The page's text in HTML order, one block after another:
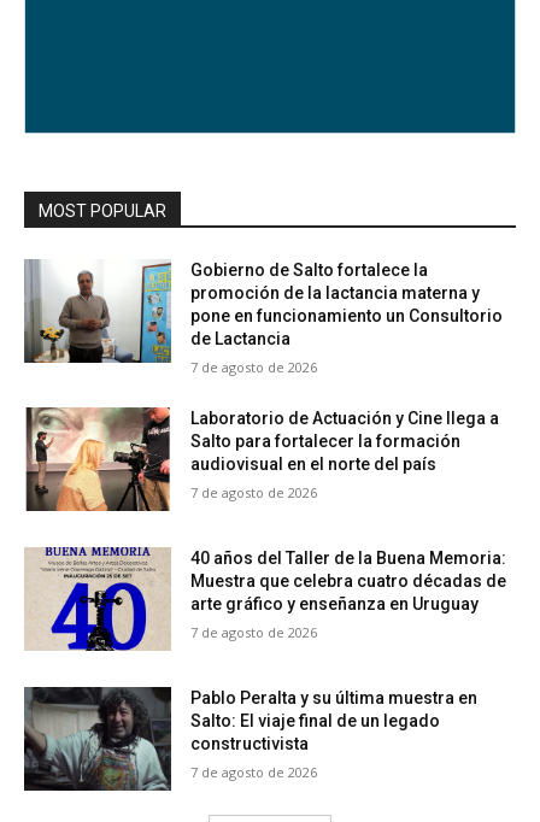
MOST POPULAR
Gobierno de Salto fortalece la
promoción de la lactancia materna y
pone en funcionamiento un Consultorio
de Lactancia
7 de agosto de 2026
Laboratorio de Actuación y Cine llega a
Salto para fortalecer la formación
audiovisual en el norte del país
7 de agosto de 2026
40 años del Taller de la Buena Memoria:
Muestra que celebra cuatro décadas de
arte gráfico y enseñanza en Uruguay
7 de agosto de 2026
Pablo Peralta y su última muestra en
Salto: El viaje final de un legado
constructivista
7 de agosto de 2026